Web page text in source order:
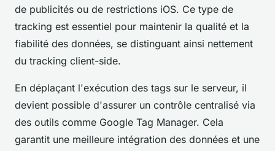
de publicités ou de restrictions iOS. Ce type de
tracking est essentiel pour maintenir la qualité et la
fiabilité des données, se distinguant ainsi nettement
du tracking client-side.
En déplaçant l'exécution des tags sur le serveur, il
devient possible d'assurer un contrôle centralisé via
des outils comme Google Tag Manager. Cela
garantit une meilleure intégration des données et une